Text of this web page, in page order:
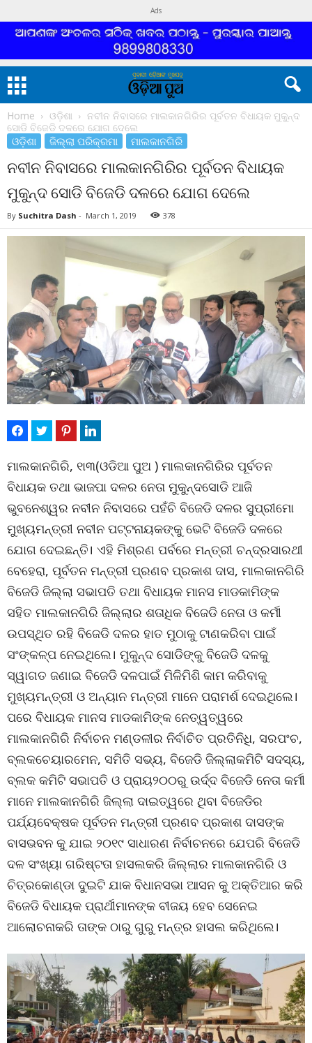
Ads
Home ଓଡ଼ିଶା
ନବୀନ ନିବାସରେ ମାଲକାନଗିରିର ପୂର୍ବତନ ବିଧାୟକ ମୁକୁନ୍ଦ
ସୋଡି ବିଜେଡି ଦଳରେ ଯୋଗ ଦେଲେ
ଓଡ଼ିଶା ଜିଲ୍ଲା ପରିକ୍ରମା ମାଲକାନଗିରି
ନବୀନ ନିବାସରେ ମାଲକାନଗିରିର ପୂର୍ବତନ ବିଧାୟକ
ମୁକୁନ୍ଦ ସୋଡି ବିଜେଡି ଦଳରେ ଯୋଗ ଦେଲେ
By Suchitra Dash - March 1, 2019 378
ମାଲକାନଗିରି, ୧ା୩(ଓଡିଆ ପୁଅ ) ମାଲକାନଗିରିର ପୂର୍ବତନ
ବିଧାୟକ ତଥା ଭାଜପା ଦଳର ନେତା ମୁକୁନ୍ଦସୋଡି ଆଜି
ଭୁବନେଶ୍ୱର ନବୀନ ନିବାସରେ ପହଁଚି ବିଜେଡି ଦଳର ସୁପ୍ରୀମୋ
ମୁଖ୍ୟମନ୍ତ୍ରୀ ନବୀନ ପଟ୍ଟନାୟକଙ୍କୁ ଭେଟି ବିଜେଡି ଦଳରେ
ଯୋଗ ଦେଇଛନ୍ତି। ଏହି ମିଶ୍ରଣ ପର୍ବରେ ମନ୍ତ୍ରୀ ଚନ୍ଦ୍ରସାରଥୀ
ବେହେରା, ପୂର୍ବତନ ମନ୍ତ୍ରୀ ପ୍ରଣବ ପ୍ରକାଶ ଦାସ, ମାଲକାନଗିରି
ବିଜେଡି ଜିଲ୍ଲା ସଭାପତି ତଥା ବିଧାୟକ ମାନସ ମାଡକାମିଙ୍କ
ସହିତ ମାଲକାନଗିରି ଜିଲ୍ଲାର ଶତାଧିକ ବିଜେଡି ନେତା ଓ କର୍ମୀ
ଉପସ୍ଥିତ ରହି ବିଜେଡି ଦଳର ହାତ ମୁଠାକୁ ଟାଣକରିବା ପାଇଁ
ସଂଙ୍କଳ୍ପ ନେଇଥିଲେ। ମୁକୁନ୍ଦ ସୋଡିଙ୍କୁ ବିଜେଡି ଦଳକୁ
ସ୍ୱାଗତ ଜଣାଇ ବିଜେଡି ଦଳପାଇଁ ମିଳିମିଶି କାମ କରିବାକୁ
ମୁଖ୍ୟମନ୍ତ୍ରୀ ଓ ଅନ୍ୟାନ ମନ୍ତ୍ରୀ ମାନେ ପରାମର୍ଶ ଦେଇଥିଲେ।
ପରେ ବିଧାୟକ ମାନସ ମାଡକାମିଙ୍କ ନେତ୍ୱତ୍ୱରେ
ମାଲକାନଗିରି ନିର୍ବାଚନ ମଣ୍ଡଳୀର ନିର୍ବାଚିତ ପ୍ରତିନିଧି, ସରପଂଚ,
ବ୍ଲକଚେୟାରମେନ, ସମିତି ସଭ୍ୟ, ବିଜେଡି ଜିଲ୍ଲାକମିଟି ସଦସ୍ୟ,
ବ୍ଲକ କମିଟି ସଭାପତି ଓ ପ୍ରାୟ୨୦୦ରୁ ଉର୍ଦ୍ଦ ବିଜେଡି ନେତା କର୍ମୀ
ମାନେ ମାଲକାନଗିରି ଜିଲ୍ଲା ଦାଇତ୍ୱରେ ଥିବା ବିଜେଡିର
ପର୍ଯ୍ୟବେକ୍ଷକ ପୂର୍ବତନ ମନ୍ତ୍ରୀ ପ୍ରଣବ ପ୍ରକାଶ ଦାସଙ୍କ
ବାସଭବନ କୁ ଯାଇ ୨୦୧୯ ସାଧାରଣ ନିର୍ବାଚନରେ ଯେପରି ବିଜେଡି
ଦଳ ସଂଖ୍ୟା ଗରିଷ୍ଟତା ହାସଲକରି ଜିଲ୍ଲାର ମାଲକାନଗିରି ଓ
ଚିତ୍ରକୋଣ୍ଡା ଦୁଇଟି ଯାକ ବିଧାନସଭା ଆସନ କୁ ଅକ୍ତିଆର କରି
ବିଜେଡି ବିଧାୟକ ପ୍ରାର୍ଥୀମାନଙ୍କ ବୀଜୟ ହେବ ସେନେଇ
ଆଲୋଚନାକରି ତାଙ୍କ ଠାରୁ ଗୁରୁ ମନ୍ତ୍ର ହାସଲ କରିଥିଲେ।